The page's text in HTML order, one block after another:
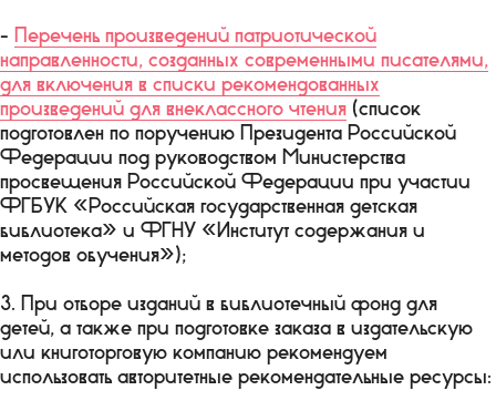
- Перечень произведений патриотической
направленности, созданных современными писателями,
для включения в списки рекомендованных
произведений для внеклассного чтения (список
подготовлен по поручению Президента Российской
Федерации под руководством Министерства
просвещения Российской Федерации при участии
ФГБУК «Российская государственная детская
библиотека» и ФГНУ «Институт содержания и
методов обучения»);
3. При отборе изданий в библиотечный фонд для
детей, а также при подготовке заказа в издательскую
или книготорговую компанию рекомендуем
использовать авторитетные рекомендательные ресурсы: